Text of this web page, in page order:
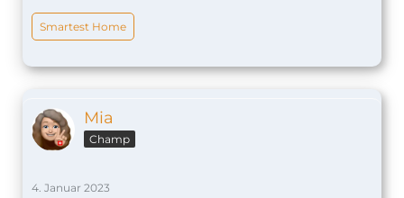
Smartest Home
Mia
Champ
4. Januar 2023